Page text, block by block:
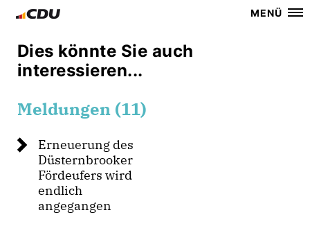
MENÜ
Dies könnte Sie auch
interessieren...
Meldungen (11)
Erneuerung des
Düsternbrooker
Fördeufers wird
endlich
angegangen